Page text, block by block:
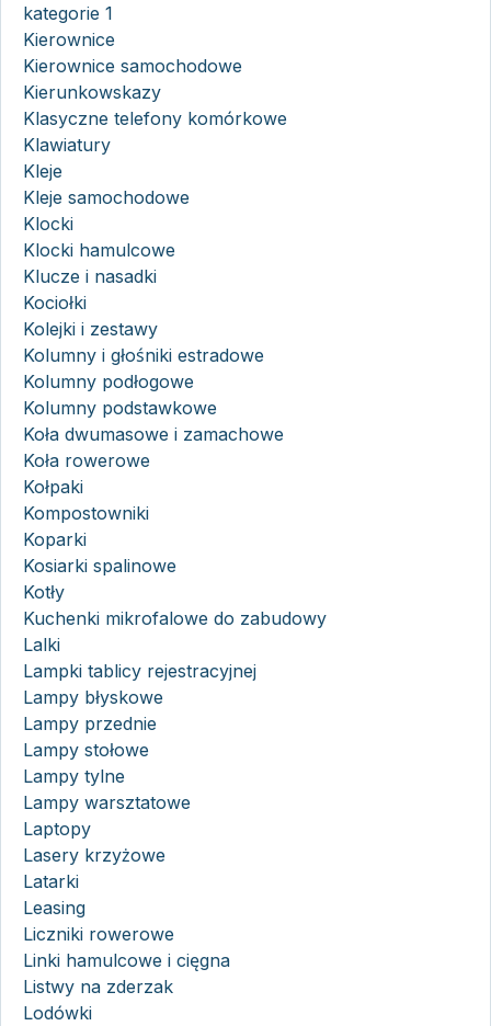
kategorie 1
Kierownice
Kierownice samochodowe
Kierunkowskazy
Klasyczne telefony komórkowe
Klawiatury
Kleje
Kleje samochodowe
Klocki
Klocki hamulcowe
Klucze i nasadki
Kociołki
Kolejki i zestawy
Kolumny i głośniki estradowe
Kolumny podłogowe
Kolumny podstawkowe
Koła dwumasowe i zamachowe
Koła rowerowe
Kołpaki
Kompostowniki
Koparki
Kosiarki spalinowe
Kotły
Kuchenki mikrofalowe do zabudowy
Lalki
Lampki tablicy rejestracyjnej
Lampy błyskowe
Lampy przednie
Lampy stołowe
Lampy tylne
Lampy warsztatowe
Laptopy
Lasery krzyżowe
Latarki
Leasing
Liczniki rowerowe
Linki hamulcowe i cięgna
Listwy na zderzak
Lodówki